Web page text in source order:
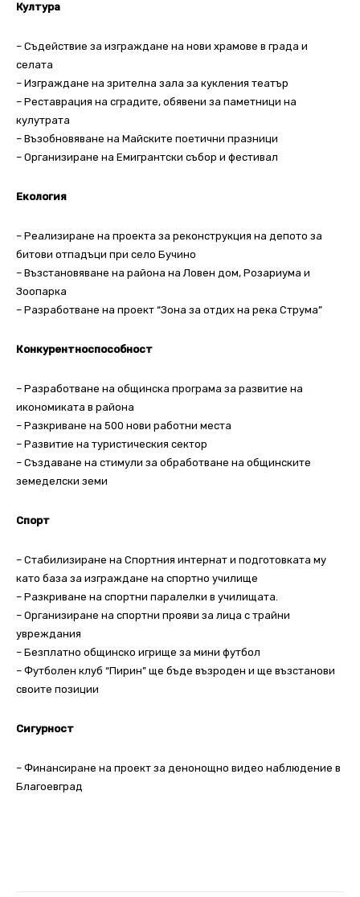
Култура
– Съдействие за изграждане на нови храмове в града и
селата
– Изграждане на зрителна зала за кукления театър
– Реставрация на сградите, обявени за паметници на
кулутрата
– Възобновяване на Майските поетични празници
– Организиране на Емигрантски събор и фестивал
Екология
– Реализиране на проекта за реконструкция на депото за
битови отпадъци при село Бучино
– Възстановяване на района на Ловен дом, Розариума и
Зоопарка
– Разработване на проект “Зона за отдих на река Струма”
Конкурентноспособност
– Разработване на общинска програма за развитие на
икономиката в района
– Разкриване на 500 нови работни места
– Развитие на туристическия сектор
– Създаване на стимули за обработване на общинските
земеделски земи
Спорт
– Стабилизиране на Спортния интернат и подготовката му
като база за изграждане на спортно училище
– Разкриване на спортни паралелки в училищата.
– Организиране на спортни прояви за лица с трайни
увреждания
– Безплатно общинско игрище за мини футбол
– Футболен клуб “Пирин” ще бъде възроден и ще възстанови
своите позиции
Сигурност
– Финансиране на проект за денонощно видео наблюдение в
Благоевград